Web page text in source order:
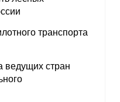
транспорта
ведущих стран